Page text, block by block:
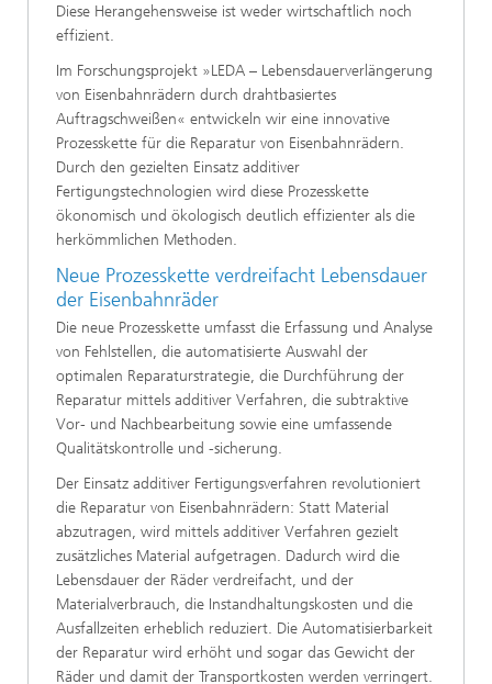
Diese Herangehensweise ist weder wirtschaftlich noch
effizient.
Im Forschungsprojekt »LEDA – Lebensdauerverlängerung
von Eisenbahnrädern durch drahtbasiertes
Auftragschweißen« entwickeln wir eine innovative
Prozesskette für die Reparatur von Eisenbahnrädern.
Durch den gezielten Einsatz additiver
Fertigungstechnologien wird diese Prozesskette
ökonomisch und ökologisch deutlich effizienter als die
herkömmlichen Methoden.
Neue Prozesskette verdreifacht Lebensdauer
der Eisenbahnräder
Die neue Prozesskette umfasst die Erfassung und Analyse
von Fehlstellen, die automatisierte Auswahl der
optimalen Reparaturstrategie, die Durchführung der
Reparatur mittels additiver Verfahren, die subtraktive
Vor- und Nachbearbeitung sowie eine umfassende
Qualitätskontrolle und -sicherung.
Der Einsatz additiver Fertigungsverfahren revolutioniert
die Reparatur von Eisenbahnrädern: Statt Material
abzutragen, wird mittels additiver Verfahren gezielt
zusätzliches Material aufgetragen. Dadurch wird die
Lebensdauer der Räder verdreifacht, und der
Materialverbrauch, die Instandhaltungskosten und die
Ausfallzeiten erheblich reduziert. Die Automatisierbarkeit
der Reparatur wird erhöht und sogar das Gewicht der
Räder und damit der Transportkosten werden verringert.